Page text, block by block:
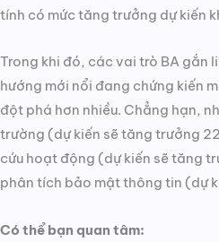
tính có mức tăng trưởng dự kiến
Trong khi đó, các vai trò BA gắn
hướng mới nổi đang chứng kiến
đột phá hơn nhiều. Chẳng hạn,
trường (dự kiến ​​​​sẽ tăng trưởng
cứu hoạt động (dự kiến ​​​​sẽ tăng
phân tích bảo mật thông tin (dự
Có thể bạn quan tâm: